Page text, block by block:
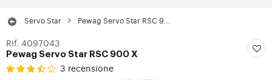
Servo Star Pewag Servo Star RSC 9...
Rif. 4097043
Pewag Servo Star RSC 900 X
3 recensione